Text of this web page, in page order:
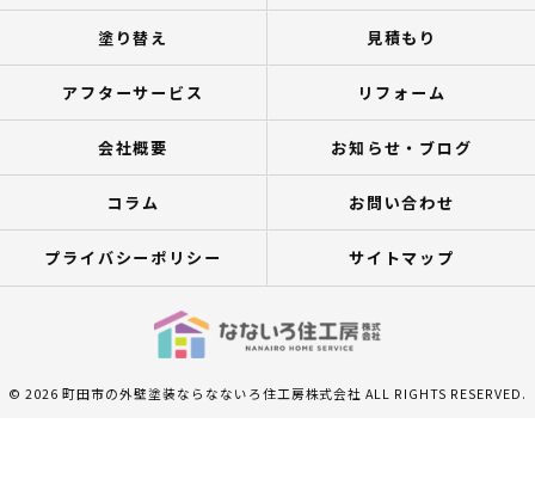
塗り替え 見積もり
アフターサービス リフォーム
会社概要 お知らせ・ブログ
コラム お問い合わせ
プライバシーポリシー サイトマップ
© 2026 町田市の外壁塗装ならなないろ住工房株式会社 ALL RIGHTS RESERVED.